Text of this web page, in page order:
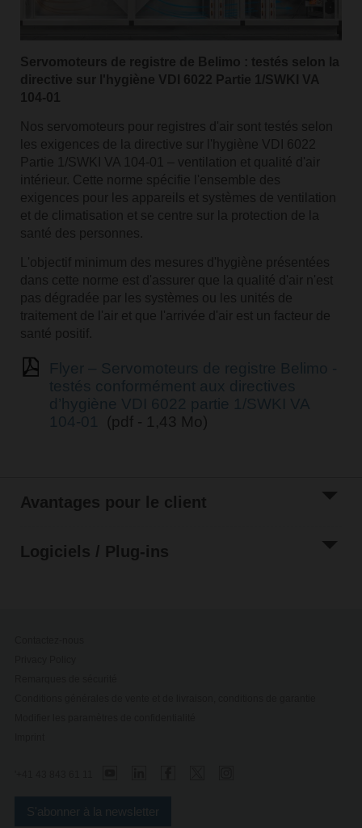
Servomoteurs de registre de Belimo : testés selon la
directive sur l'hygiène VDI 6022 Partie 1/SWKI VA
104-01
Nos servomoteurs pour registres d'air sont testés selon
les exigences de la directive sur l'hygiène VDI 6022
Partie 1/SWKI VA 104-01 – ventilation et qualité d'air
intérieur. Cette norme spécifie l'ensemble des
exigences pour les appareils et systèmes de ventilation
et de climatisation et se centre sur la protection de la
santé des personnes.
L'objectif minimum des mesures d'hygiène présentées
dans cette norme est d'assurer que la qualité d'air n'est
pas dégradée par les systèmes ou les unités de
traitement de l'air et que l'arrivée d'air est un facteur de
santé positif.
(pdf - 1,43 Mo)
Avantages pour le client
Logiciels / Plug-ins